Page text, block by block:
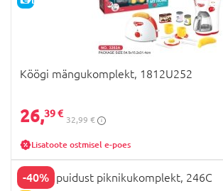
Köögi mängukomplekt, 1812U252
26,39 €
32,99 €
Lisatoote ostmisel e-poes
-40%
BLUEY puidust piknikukomplekt, 246C